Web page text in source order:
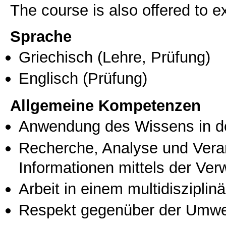
The course is also offered to
Sprache
Griechisch (Lehre, Prüfung)
Englisch (Prüfung)
Allgemeine Kompetenzen
Anwendung des Wissens in
Recherche, Analyse und
Informationen mittels der
Arbeit in einem
Respekt gegenüber der